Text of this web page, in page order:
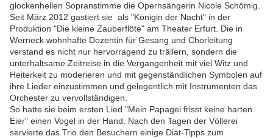
glockenhellen Sopranstimme die Opernsängerin Nicole Schömig.
Seit März 2012 gastiert sie als "Königin der Nacht" in der
Produktion "Die kleine Zauberflöte" am Theater Erfurt. Die in
Werneck wohnhafte Dozentin für Gesang und Chorleitung
verstand es nicht nur hervorragend zu trällern, sondern die
unterhaltsame Zeitreise in die Vergangenheit mit viel Witz und
Heiterkeit zu moderieren und mit gegenständlichen Symbolen auf
ihre Lieder einzustimmen und gelegentlich mit Instrumenten das
Orchester zu vervollständigen.
So hatte sie beim ersten Lied "Mein Papagei frisst keine harten
Eier" einen Vogel in der Hand. Nach den Tagen der Völlerei
servierte das Trio den Besuchern einige Diät-Tipps zum